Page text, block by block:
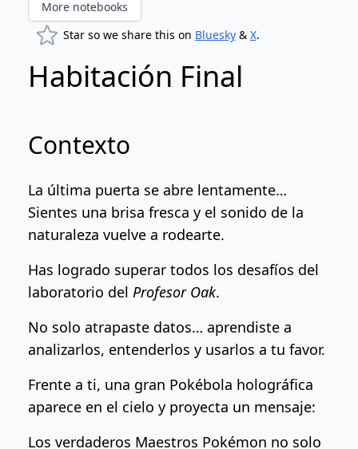
More notebooks
Star so we share this on Bluesky& X.
Habitación Final
Contexto
La última puerta se abre lentamente…
Sientes una brisa fresca y el sonido de la
naturaleza vuelve a rodearte.
Has logrado superar todos los desafíos del
laboratorio del Profesor Oak.
No solo atrapaste datos… aprendiste a
analizarlos, entenderlos y usarlos a tu favor.
Frente a ti, una gran Pokébola holográfica
aparece en el cielo y proyecta un mensaje:
Los verdaderos Maestros Pokémon no solo